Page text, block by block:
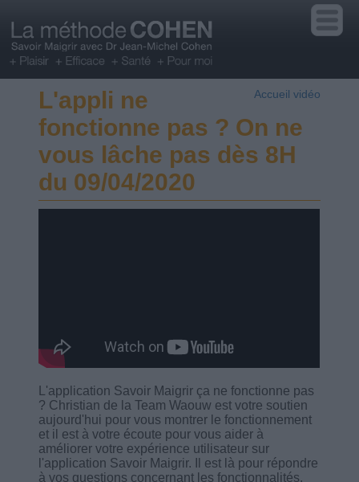
Accueil vidéo
L'appli ne
fonctionne pas ? On ne
vous lâche pas dès 8H
du 09/04/2020
L'application Savoir Maigrir ça ne fonctionne pas
? Christian de la Team Waouw est votre soutien
aujourd'hui pour vous montrer le fonctionnement
et il est à votre écoute pour vous aider à
améliorer votre expérience utilisateur sur
l'application Savoir Maigrir. Il est là pour répondre
à vos questions concernant les fonctionnalités,